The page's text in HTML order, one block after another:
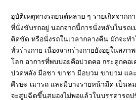
อุบัติเหตุทางรถยนต์หลาย ๆ รายเกิดจาก
ที่นั่งขับรถอยู่ นอกจากนี้การนั่งหลับในรถเ
ติดขัด หรือนั่งรถในเวลากลางคืน มักจะทำ
ทั่วร่างกาย เนื่องจากร่างกายยังอยู่ในสภ
โลก อาการที่พบบ่อยคือปวดคอ กระดูกคอ
ปวดหลัง มือชา ขาชา มือบวม ขาบวม แล
ศีรษะ เมารถ และมีบางรายหน้ามืด เป็นล
จะสูบฉีดขึ้นสมองไม่พอแล้วในบรรดารถป